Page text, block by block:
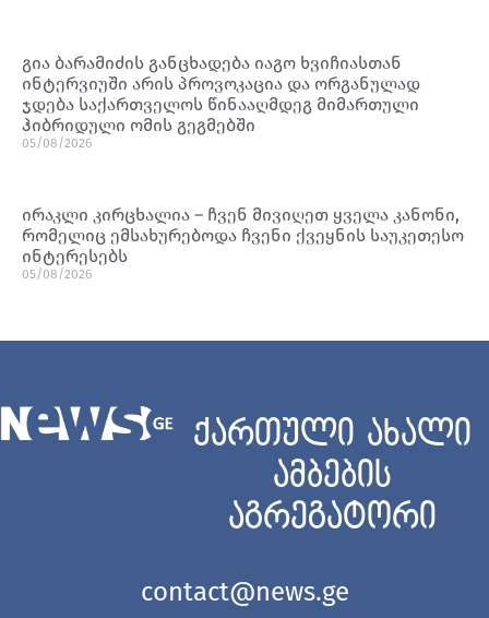
გია ბარამიძის განცხადება იაგო ხვიჩიასთან
ინტერვიუში არის პროვოკაცია და ორგანულად
ჯდება საქართველოს წინააღმდეგ მიმართული
ჰიბრიდული ომის გეგმებში
05/08/2026
ირაკლი კირცხალია – ჩვენ მივიღეთ ყველა კანონი,
რომელიც ემსახურებოდა ჩვენი ქვეყნის საუკეთესო
ინტერესებს
05/08/2026
ქართული ახალი
ამბების
აგრეგატორი
contact@news.ge